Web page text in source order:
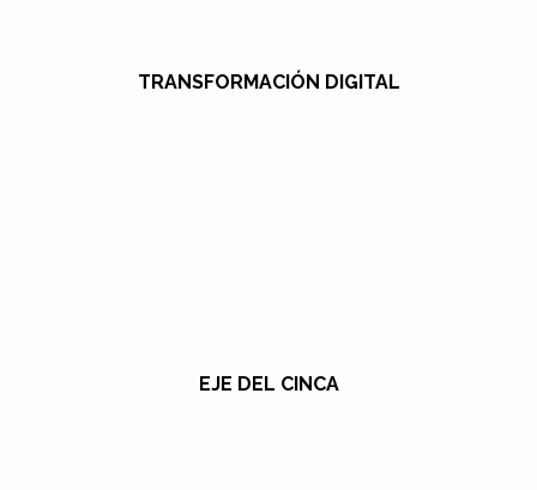
TRANSFORMACIÓN DIGITAL
EJE DEL CINCA